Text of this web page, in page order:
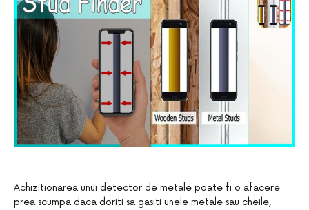
Achizitionarea unui detector de metale poate fi o afacere
prea scumpa daca doriti sa gasiti unele metale sau cheile,